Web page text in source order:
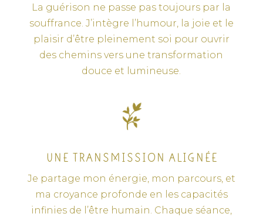
La guérison ne passe pas toujours par la
souffrance. J’intègre l’humour, la joie et le
plaisir d’être pleinement soi pour ouvrir
des chemins vers une transformation
douce et lumineuse.
UNE TRANSMISSION ALIGNÉE
Je partage mon énergie, mon parcours, et
ma croyance profonde en les capacités
infinies de l’être humain. Chaque séance,